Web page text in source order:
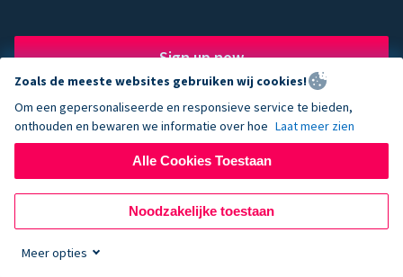
Sign up now
The fundraising engine of
choice for successful
Zoals de meeste websites gebruiken wij cookies!
Om een gepersonaliseerde en responsieve service te bieden,
onthouden en bewaren we informatie over hoe Laat meer zien
Alle Cookies Toestaan
Noodzakelijke toestaan
Meer opties